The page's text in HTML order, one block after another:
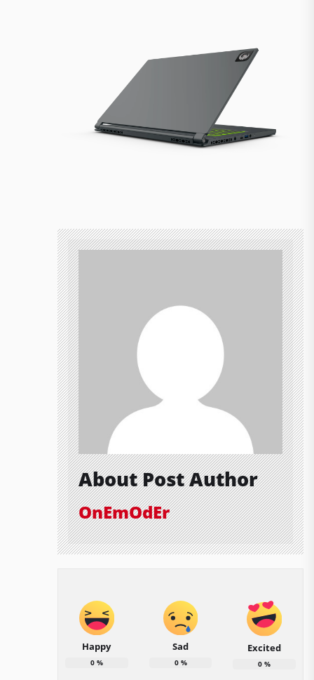
About Post Author
OnEmOdEr
Happy
0%
Sad
0%
Excited
0 %